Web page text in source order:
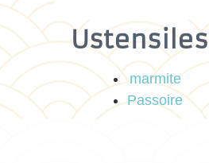
Ustensiles
marmite
Passoire